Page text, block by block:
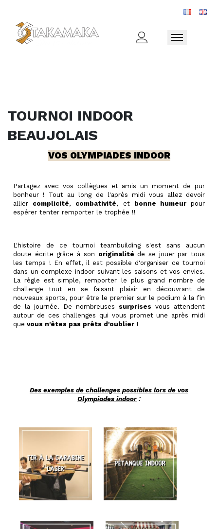
Toggle
TOURNOI INDOOR
BEAUJOLAIS
VOS OLYMPIADES INDOOR
Partagez avec vos collègues et amis un moment de pur
bonheur ! Tout au long de l'après midi vous allez devoir
allier complicité, combativité, et bonne humeurpour
espérer tenter remporter le trophée !!
L'histoire de ce tournoi teambuilding s'est sans aucun
doute écrite grâce à son originalité de se jouer par tous
les temps ! En effet, il est possible d'organiser ce tournoi
dans un complexe indoor suivant les saisons et vos envies.
La règle est simple, remporter le plus grand nombre de
challenge tout en se faisant plaisir en découvrant de
nouveaux sports, pour être le premier sur le podium à la fin
de la journée. De nombreuses surprises vous attendent
autour de ces challenges qui vous promet une après midi
que vous n'êtes pas prêts d'oublier !
Des exemples de challenges possibles lors de vos
Olympiades indoor: